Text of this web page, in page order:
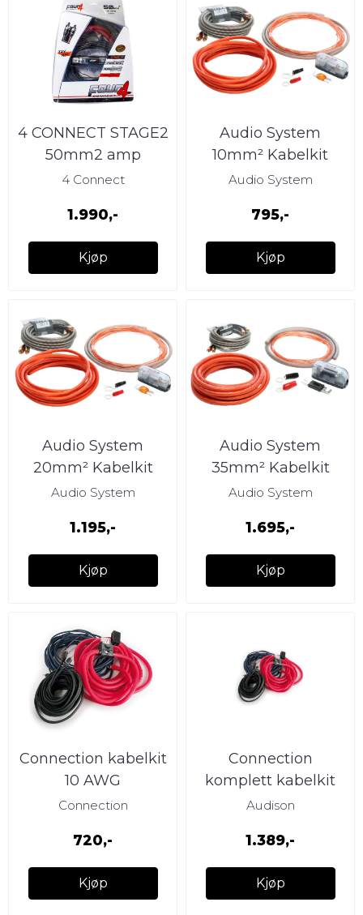
4 CONNECT STAGE2
50mm2 amp
installation kit 100%
4 Connect
1.990,-
Kjøp
Audio System
10mm² Kabelkit
OFC, mini ANL, RCA
Audio System
795,-
Kjøp
Audio System
20mm² Kabelkit
,OFC, mini ANL
Audio System
1.195,-
Kjøp
Audio System
35mm² Kabelkit
OFC, ANL sikring,
Audio System
1.695,-
Kjøp
Connection kabelkit
10 AWG
Connection
720,-
Kjøp
Connection
komplett kabelkit
700W
Audison
1.389,-
Kjøp